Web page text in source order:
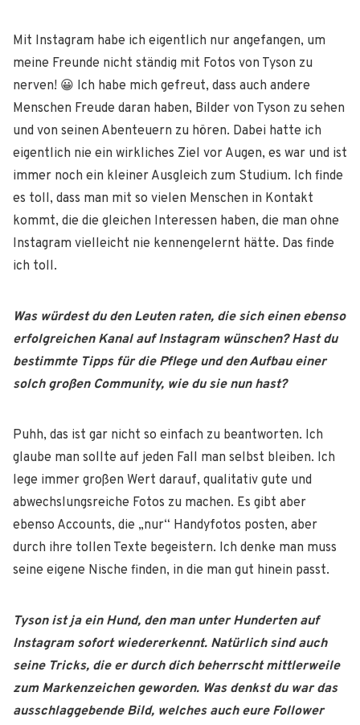
Mit Instagram habe ich eigentlich nur angefangen, um
meine Freunde nicht ständig mit Fotos von Tyson zu
nerven! 😀 Ich habe mich gefreut, dass auch andere
Menschen Freude daran haben, Bilder von Tyson zu sehen
und von seinen Abenteuern zu hören. Dabei hatte ich
eigentlich nie ein wirkliches Ziel vor Augen, es war und ist
immer noch ein kleiner Ausgleich zum Studium. Ich finde
es toll, dass man mit so vielen Menschen in Kontakt
kommt, die die gleichen Interessen haben, die man ohne
Instagram vielleicht nie kennengelernt hätte. Das finde
ich toll.
Was würdest du den Leuten raten, die sich einen ebenso
erfolgreichen Kanal auf Instagram wünschen? Hast du
bestimmte Tipps für die Pflege und den Aufbau einer
solch großen Community, wie du sie nun hast?
Puhh, das ist gar nicht so einfach zu beantworten. Ich
glaube man sollte auf jeden Fall man selbst bleiben. Ich
lege immer großen Wert darauf, qualitativ gute und
abwechslungsreiche Fotos zu machen. Es gibt aber
ebenso Accounts, die „nur“ Handyfotos posten, aber
durch ihre tollen Texte begeistern. Ich denke man muss
seine eigene Nische finden, in die man gut hinein passt.
Tyson ist ja ein Hund, den man unter Hunderten auf
Instagram sofort wiedererkennt. Natürlich sind auch
seine Tricks, die er durch dich beherrscht mittlerweile
zum Markenzeichen geworden. Was denkst du war das
ausschlaggebende Bild, welches auch eure Follower